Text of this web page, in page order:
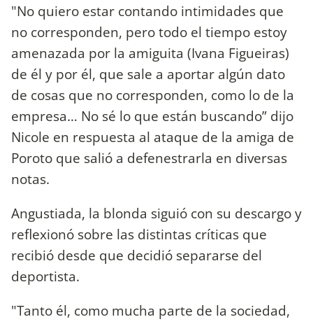
"No quiero estar contando intimidades que
no corresponden, pero todo el tiempo estoy
amenazada por la amiguita (Ivana Figueiras)
de él y por él, que sale a aportar algún dato
de cosas que no corresponden, como lo de la
empresa… No sé lo que están buscando” dijo
Nicole en respuesta al ataque de la amiga de
Poroto que salió a defenestrarla en diversas
notas.
Angustiada, la blonda siguió con su descargo y
reflexionó sobre las distintas críticas que
recibió desde que decidió separarse del
deportista.
"Tanto él, como mucha parte de la sociedad,